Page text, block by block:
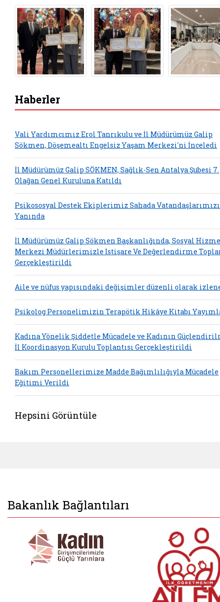
Haberler
Vali Yardımcımız Erol Tanrıkulu ve İl Müdürümüz Galip
Sökmen, Döşemealtı Engelsiz Yaşam Merkezi'ni İnceledi
İl Müdürümüz Galip SÖKMEN, Sağlık-Sen Antalya Şubesi 7.
Olağan Genel Kuruluna Katıldı
Psikososyal Destek Ekiplerimiz Sahada
Yanında
İl Müdürümüz Galip Sökmen Başkanlığında, Sosyal
Merkezi Müdürlerimizle İstişare Ve Değerlendirme
Gerçekleştirildi
Aile ve nüfus yapısındaki değişimler düzenli olarak
Psikolog Personelimizin Terapötik Hikâye Kitabı
Kadına Yönelik Şiddetle Mücadele ve Kadının
İl Koordinasyon Kurulu Toplantısı Gerçekleştirildi
Bakım Personellerimize Madde Bağımlılığıyla Mücadele
Eğitimi Verildi
Hepsini Görüntüle
Bakanlık Bağlantıları